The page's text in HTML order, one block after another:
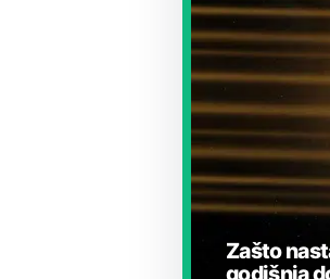
Zašto